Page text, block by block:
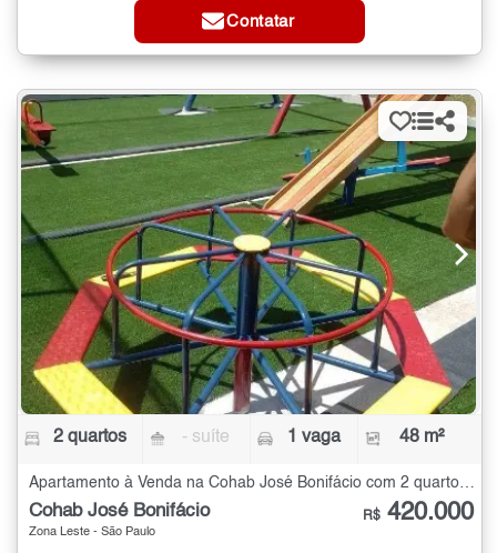
Contatar
2 quartos - suíte 1 vaga 48 m²
Apartamento à Venda na Cohab José Bonifácio com 2 quartos - 48 m²
Cohab José Bonifácio
Zona Leste - São Paulo
R$ 420.000